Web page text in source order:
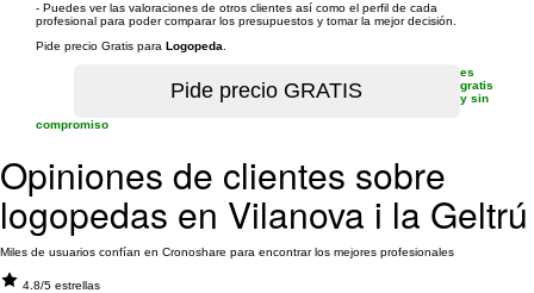
- Puedes ver las valoraciones de otros clientes así como el perfil de cada
profesional para poder comparar los presupuestos y tomar la mejor decisión.
Pide precio Gratis para Logopeda
es
gratis
y sin
compromiso
Opiniones de clientes sobre
logopedas en Vilanova i la Geltrú
Miles de usuarios confían en Cronoshare para encontrar los mejores profesionales
4.8/5 estrellas